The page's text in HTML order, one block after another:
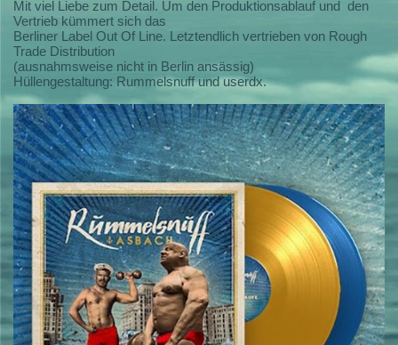
Mit viel Liebe zum Detail. Um den Produktionsablauf und den
Vertrieb kümmert sich das
Berliner Label Out Of Line. Letztendlich vertrieben von Rough
Trade Distribution
(ausnahmsweise nicht in Berlin ansässig)
Hüllengestaltung: Rummelsnuff und userdx.